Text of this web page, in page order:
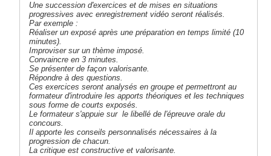
Une succession d'exercices et de mises en situations
progressives avec enregistrement vidéo seront réalisés.
Par exemple :
Réaliser un exposé après une préparation en temps limité (10
minutes).
Improviser sur un thème imposé.
Convaincre en 3 minutes.
Se présenter de façon valorisante.
Répondre à des questions.
Ces exercices seront analysés en groupe et permettront au
formateur d'introduire les apports théoriques et les techniques
sous forme decourts exposés.
Le formateur s'appuie sur le libellé de l'épreuve orale du
concours.
Il apporte les conseils personnalisés nécessaires à la
progression de chacun.
La critique est constructive et valorisante.